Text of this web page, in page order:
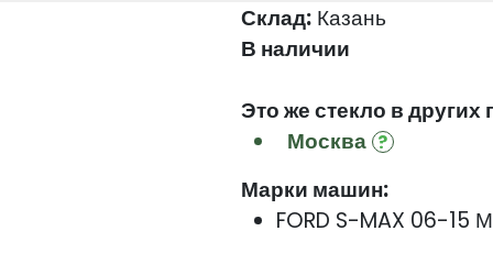
Склад:Казань
В наличии
Это же стекло в других
Москва
Марки машин:
FORD S-MAX 06-15